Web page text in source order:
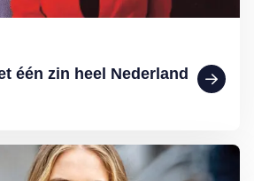
één zin heel Nederland
kiezen tussen liefde en troon